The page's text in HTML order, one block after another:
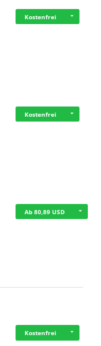
Kostenfrei
Kostenfrei
Ab 80,89 USD
Kostenfrei